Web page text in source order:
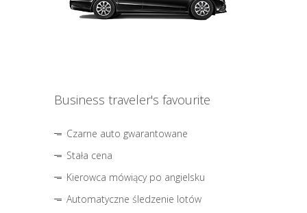
Business traveler's favourite
Czarne auto gwarantowane
Stała cena
Kierowca mówiący po angielsku
Automatyczne śledzenie lotów